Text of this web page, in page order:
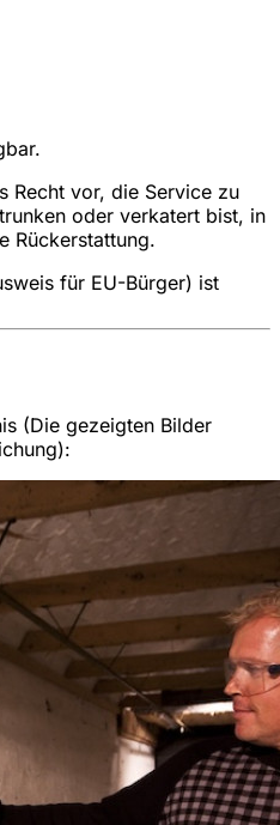
Recht vor, die Service zu
oder verkatert bist, in
Rückerstattung.
für EU-Bürger) ist
(Die gezeigten Bilder